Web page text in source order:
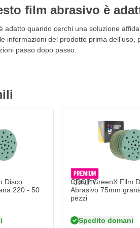
per ogni settore. Questi
per risultati professionali.
e esigenti dove durata, precisione e
danni
e applicazioni aeronautiche
dischi abrasivi CROP GreenX Film
su supporto in film di poliestere
ossido di alluminio di massima qualità con
che è resistente agli strappi per
la migliore aspirazione della polvere
polvere nel supporto in film che non
film abrasivo è
adatto quando cerchi una soluzione
informazioni del prodotto prima
passo dopo passo.
Disco
220 - 50
CROP GreenX Film
Abrasivo 75mm
pezzi
Spedito domani